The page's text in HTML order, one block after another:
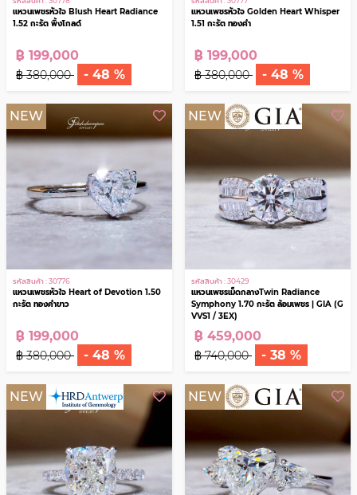
รหัสสินค้า : 30778
แหวนเพชรหัวใจ Blush Heart Radiance
1.52 กะรัต พิ้งโกลด์
฿ 199,000
฿ 380,000 - 48 %
รหัสสินค้า : 30777
แหวนเพชรหัวใจ Golden Heart Whisper
฿ 199,000
฿ 380,000 - 48 %
รหัสสินค้า : 30776
แหวนเพชรหัวใจ Heart of Devotion 1.50
฿ 199,000
฿ 380,000 - 48 %
NEW
รหัสสินค้า : 30429
แหวนเพชรเม็ดกลางTwin Radiance
฿ 459,000
฿ 740,000 - 38 %